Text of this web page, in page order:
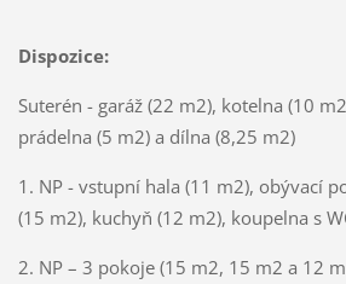
Dispozice:
Suterén - garáž (22 m2), kotelna (10
prádelna (5 m2) a dílna (8,25 m2)
1. NP - vstupní hala (11 m2), obývací
(15 m2), kuchyň (12 m2), koupelna s
2. NP – 3 pokoje (15 m2, 15 m2 a 12